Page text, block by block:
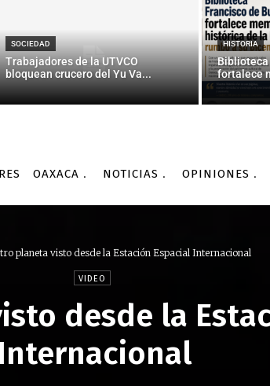
SOCIEDAD
Trabajadores de la UTVCO
bloquean crucero del Yu Va...
HISTORIA
Biblioteca
fortalece
OAXACA NOTICIAS OPINIONES
planeta visto desde la Estación Espacial Internacional
VIDEO
desde la
Internacional